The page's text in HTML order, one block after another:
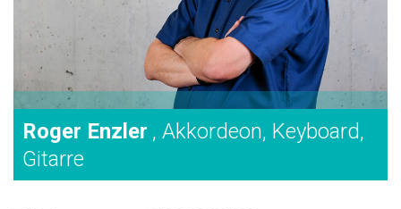
Roger Enzler , Akkordeon, Keyboard,
Gitarre